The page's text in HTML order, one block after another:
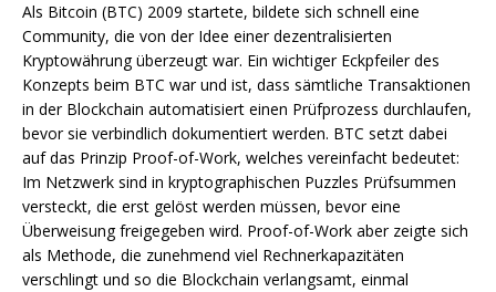
Als Bitcoin (BTC) 2009 startete, bildete sich schnell eine
Community, die von der Idee einer dezentralisierten
Kryptowährung überzeugt war. Ein wichtiger Eckpfeiler des
Konzepts beim BTC war und ist, dass sämtliche Transaktionen
in der Blockchain automatisiert einen Prüfprozess durchlaufen,
bevor sie verbindlich dokumentiert werden. BTC setzt dabei
auf das Prinzip Proof-of-Work, welches vereinfacht bedeutet:
Im Netzwerk sind in kryptographischen Puzzles Prüfsummen
versteckt, die erst gelöst werden müssen, bevor eine
Überweisung freigegeben wird. Proof-of-Work aber zeigte sich
als Methode, die zunehmend viel Rechnerkapazitäten
verschlingt und so die Blockchain verlangsamt, einmal